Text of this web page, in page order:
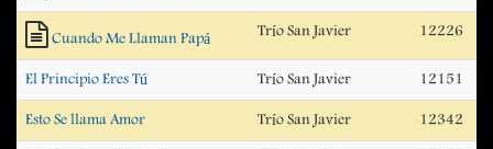
Cuando Me Llaman Papá Trío San Javier 12226
El Principio Eres Tú Trío San Javier 12151
Esto Se llama Amor Trío San Javier 12342